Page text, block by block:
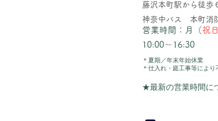
藤沢本町駅から徒歩
神奈中バス ​本町消
営業時間：月（ 祝
10:00～16:30
​＊夏期／年末年始休業
＊仕入れ・庭工事等により
​★最新の営業時間に